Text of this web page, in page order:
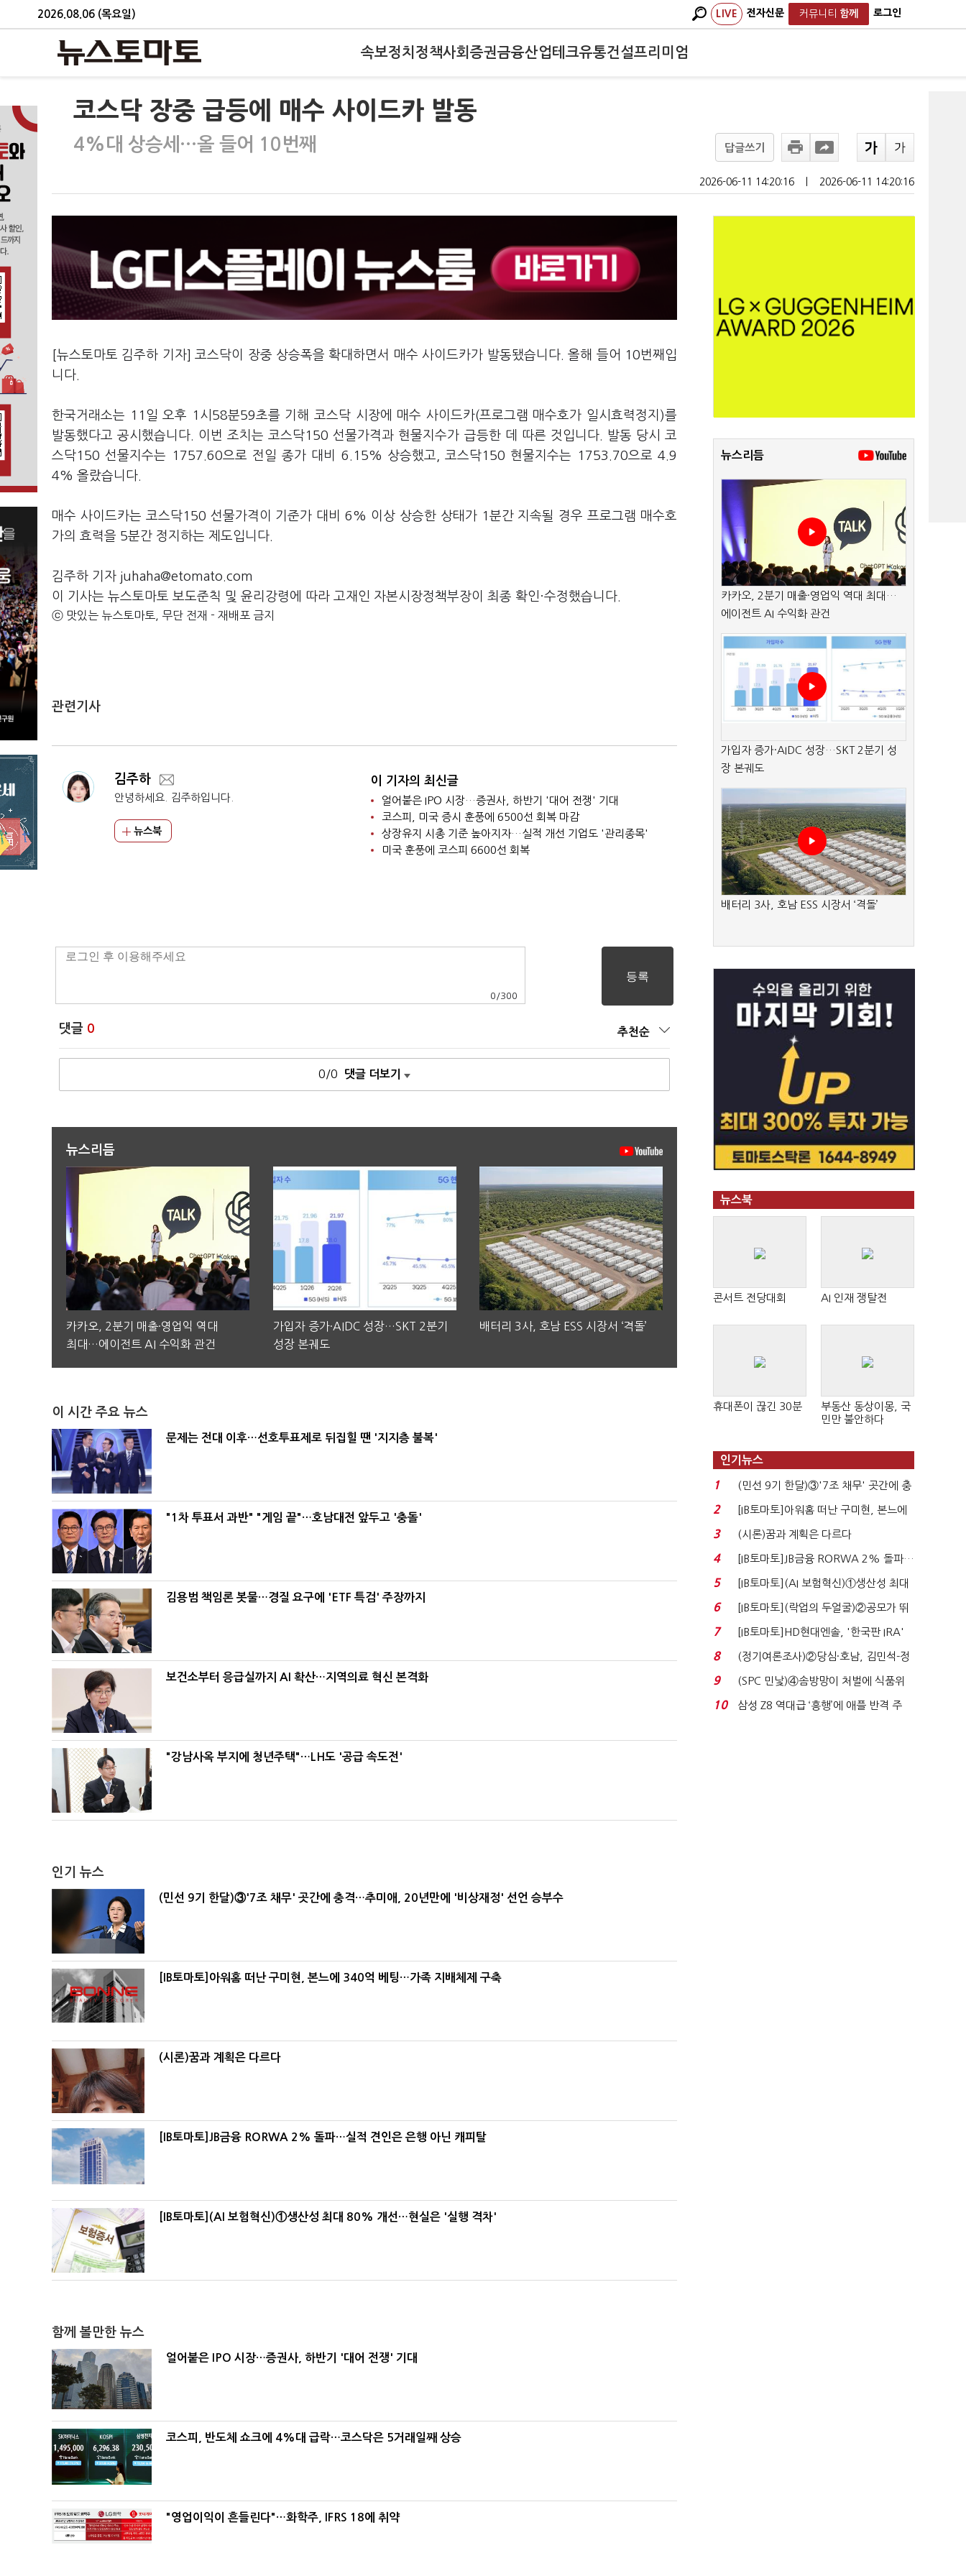
2026.08.06 (목요일) LIVE 전자신문 커뮤니티 함께 로그인
속보정치 정책사회 증권금융산업테크유통건설프리미엄
코스닥 장중 급등에 매수 사이드카 발동
4%대 상승세…올 들어 10번째 답글쓰기
2026-06-11 14:20:16 2026-06-11 14:20:16
[뉴스토마토 김주하 기자] 코스닥이 장중 상승폭을 확대하면서 매수 사이드카가 발동됐습니다. 올해 들어 10번째입
니다.
한국거래소는 11일 오후 1시58분59초를 기해 코스닥 시장에 매수 사이드카(프로그램 매수호가 일시효력정지)를
발동했다고 공시했습니다. 이번 조치는 코스닥150 선물가격과 현물지수가 급등한 데 따른 것입니다. 발동 당시 코
스닥150 선물지수는 1757.60으로 전일 종가 대비 6.15% 상승했고, 코스닥150 현물지수는 1753.70으로 4.9
4% 올랐습니다.
매수 사이드카는 코스닥150 선물가격이 기준가 대비 6% 이상 상승한 상태가 1분간 지속될 경우 프로그램 매수호
가의 효력을 5분간 정지하는 제도입니다.
김주하 기자 juhaha@etomato.com
이 기사는 뉴스토마토 보도준칙 및 윤리강령에 따라 고재인 자본시장정책부장이 최종 확인·수정했습니다.
ⓒ 맛있는 뉴스토마토, 무단 전재 - 재배포 금지
관련기사
김주하
안녕하세요. 김주하입니다.
뉴스북
이 기자의 최신글
얼어붙은 IPO 시장…증권사, 하반기 '대어 전쟁' 기대
코스피, 미국 증시 훈풍에 6500선 회복 마감
상장유지 시총 기준 높아지자…실적 개선 기업도 '관리종목'
미국 훈풍에 코스피 6600선 회복
0 /300
댓글 0 추천순
0/0 댓글 더보기
뉴스리듬
카카오, 2분기 매출·영업익 역대
최대…에이전트 AI 수익화 관건
가입자 증가·AIDC 성장…SKT 2분기
성장 본궤도
배터리 3사, 호남 ESS 시장서 ‘격돌’
이 시간 주요 뉴스
문제는 전대 이후…선호투표제로 뒤집힐 땐 '지지층 불복'
"1차 투표서 과반" "게임 끝"…호남대전 앞두고 '충돌'
김용범 책임론 봇물…경질 요구에 'ETF 특검' 주장까지
보건소부터 응급실까지 AI 확산…지역의료 혁신 본격화
"강남사옥 부지에 청년주택"…LH도 '공급 속도전'
인기 뉴스
(민선 9기 한달)③'7조 채무' 곳간에 충격…추미애, 20년만에 '비상재정' 선언 승부수
[IB토마토]아워홈 떠난 구미현, 본느에 340억 베팅…가족 지배체제 구축
(시론)꿈과 계획은 다르다
[IB토마토]JB금융 RORWA 2% 돌파…실적 견인은 은행 아닌 캐피탈
[IB토마토](AI 보험혁신)①생산성 최대 80% 개선…현실은 '실행 격차'
함께 볼만한 뉴스
얼어붙은 IPO 시장…증권사, 하반기 '대어 전쟁' 기대
코스피, 반도체 쇼크에 4%대 급락…코스닥은 5거래일째 상승
"영업이익이 흔들린다"…화학주, IFRS 18에 취약
뉴스리듬
카카오, 2분기 매출·영업익 역대 최대…
에이전트 AI 수익화 관건
가입자 증가·AIDC 성장…SKT 2분기 성
장 본궤도
배터리 3사, 호남 ESS 시장서 ‘격돌’
뉴스북
콘서트 전당대회 AI 인재 쟁탈전
휴대폰이 끊긴 30분
부동산 동상이몽, 국
민만 불안하다
인기뉴스
1
(민선 9기 한달)③'7조 채무' 곳간에 충
격…추미애, 20년...
2
[IB토마토]아워홈 떠난 구미현, 본느에
340억 베팅…가...
3 (시론)꿈과 계획은 다르다
4
[IB토마토]JB금융 RORWA 2% 돌파…
실적 견인은 은행 ...
5
[IB토마토](AI 보험혁신)①생산성 최대
80% 개선…현실...
6
[IB토마토](락업의 두얼굴)②공모가 뛰
자 첫날 매도…FI ...
7
[IB토마토]HD현대엔솔, '한국판 IRA'
수혜 부상…세액공...
8
(정기여론조사)②당심·호남, 김민석-정
청래 '초접전'...
9
(SPC 민낯)④솜방망이 처벌에 식품위
생법 위반 반복...
10
삼성 Z8 역대급 ‘흥행’에 애플 반격 주